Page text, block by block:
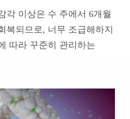
각 이상은 수 주에서 6개월
복되므로, 너무 조급해하지
따라 꾸준히 관리하는